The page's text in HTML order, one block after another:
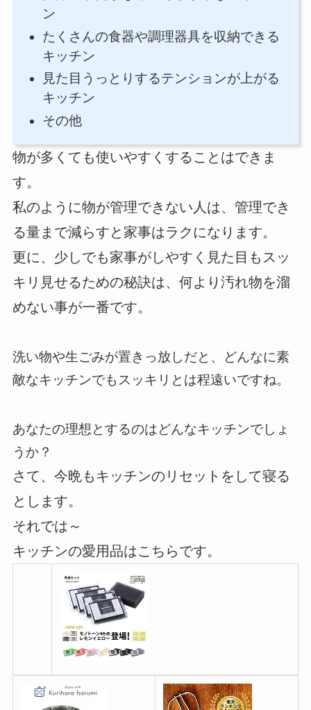
ン
たくさんの食器や調理器具を収納できる
キッチン
見た目うっとりするテンションが上がる
キッチン
その他
物が多くても使いやすくすることはできま
す。
私のように物が管理できない人は、管理でき
る量まで減らすと家事はラクになります。
更に、少しでも家事がしやすく見た目もスッ
キリ見せるための秘訣は、何より汚れ物を溜
めない事が一番です。
洗い物や生ごみが置きっ放しだと、どんなに素
敵なキッチンでもスッキリとは程遠いですね。
あなたの理想とするのはどんなキッチンでしょ
うか？
さて、今晩もキッチンのリセットをして寝る
とします。
それでは～
キッチンの愛用品はこちらです。